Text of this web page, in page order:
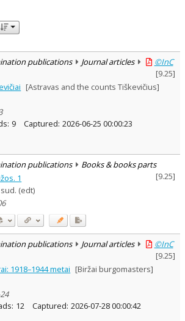
2
2 publications Journal articles
©InC
[9.25]
[Astravas and the counts Tiškevičius]
9 Captured: 2026-06-25 00:00:23
publications
Books & books parts
[9.25]
1
(edt)
publications Journal articles
©InC
[9.25]
1918–1944 metai [Biržai burgomasters]
12 Captured: 2026-07-28 00:00:42